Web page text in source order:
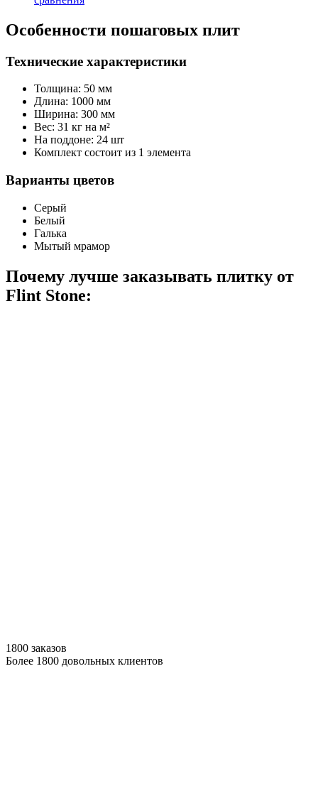
Особенности пошаговых плит
Технические характеристики
Толщина: 50 мм
Длина: 1000 мм
Ширина: 300 мм
Вес: 31 кг на м²
На поддоне: 24 шт
Комплект состоит из 1 элемента
Варианты цветов
Серый
Белый
Галька
Мытый мрамор
Почему лучше заказывать плитку от
Flint Stone:
1800 заказов
Более 1800 довольных клиентов